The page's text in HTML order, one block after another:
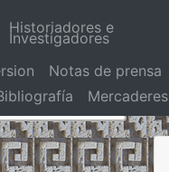
Historiadores e
Investigadores
Notas de prensa
Mercaderes